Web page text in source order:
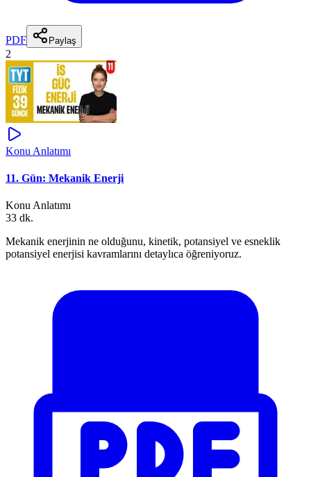
PDF Paylaş
2
Konu Anlatımı
11. Gün: Mekanik Enerji
Konu Anlatımı
33 dk.
Mekanik enerjinin ne olduğunu, kinetik, potansiyel ve esneklik
potansiyel enerjisi kavramlarını detaylıca öğreniyoruz.